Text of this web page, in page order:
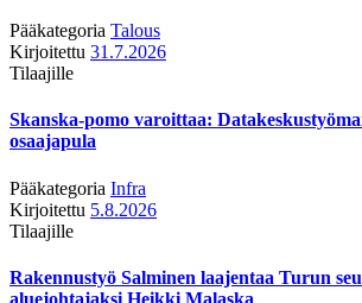
Pääkategoria Talous
Kirjoitettu 31.7.2026
Tilaajille
Skanska-pomo varoittaa:
osaajapula
Pääkategoria Infra
Kirjoitettu 5.8.2026
Tilaajille
Rakennustyö Salminen laajentaa Turun
aluejohtajaksi Heikki Malaska